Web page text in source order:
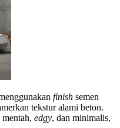
finish semen
tekstur alami beton.
edgy, dan minimalis,